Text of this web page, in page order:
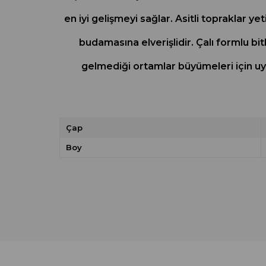
en iyi gelişmeyi sağlar. Asitli topraklar
budamasına elverişlidir. Çalı formlu
gelmediği ortamlar büyümeleri için
Çap
Boy